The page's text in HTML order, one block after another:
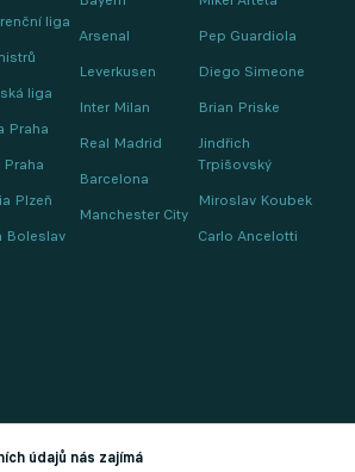
liga
liga
Praha
Praha
Plzeň
Boleslav
Arsenal
Leverkusen
Inter Milan
Real Madrid
Barcelona
Manchester City
Pep Guardiola
Diego Simeone
Brian Priske
Jindřich
Trpišovský
Miroslav Koubek
Carlo Ancelotti
údajů nás zajímá